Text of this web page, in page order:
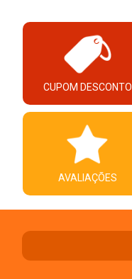
CUPOM DESCONTO
AVALIAÇÕES